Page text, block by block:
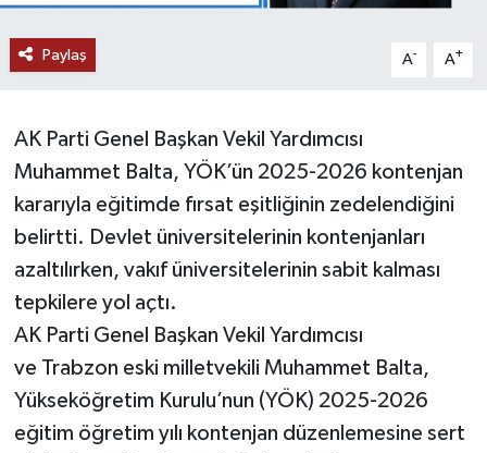
Paylaş A- A+
AK Parti Genel Başkan Vekil Yardımcısı
Muhammet Balta, YÖK’ün 2025-2026 kontenjan
kararıyla eğitimde fırsat eşitliğinin zedelendiğini
belirtti. Devlet üniversitelerinin kontenjanları
azaltılırken, vakıf üniversitelerinin sabit kalması
tepkilere yol açtı.
AK Parti Genel Başkan Vekil Yardımcısı
ve Trabzon eski milletvekili Muhammet Balta,
Yükseköğretim Kurulu’nun (YÖK) 2025-2026
eğitim öğretim yılı kontenjan düzenlemesine sert